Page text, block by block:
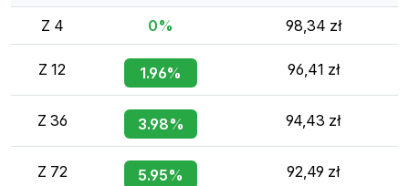
Z 4 0% 98,34 zł
Z 12 1.96% 96,41 zł
Z 36 3.98% 94,43 zł
Z 72 5.95% 92,49 zł